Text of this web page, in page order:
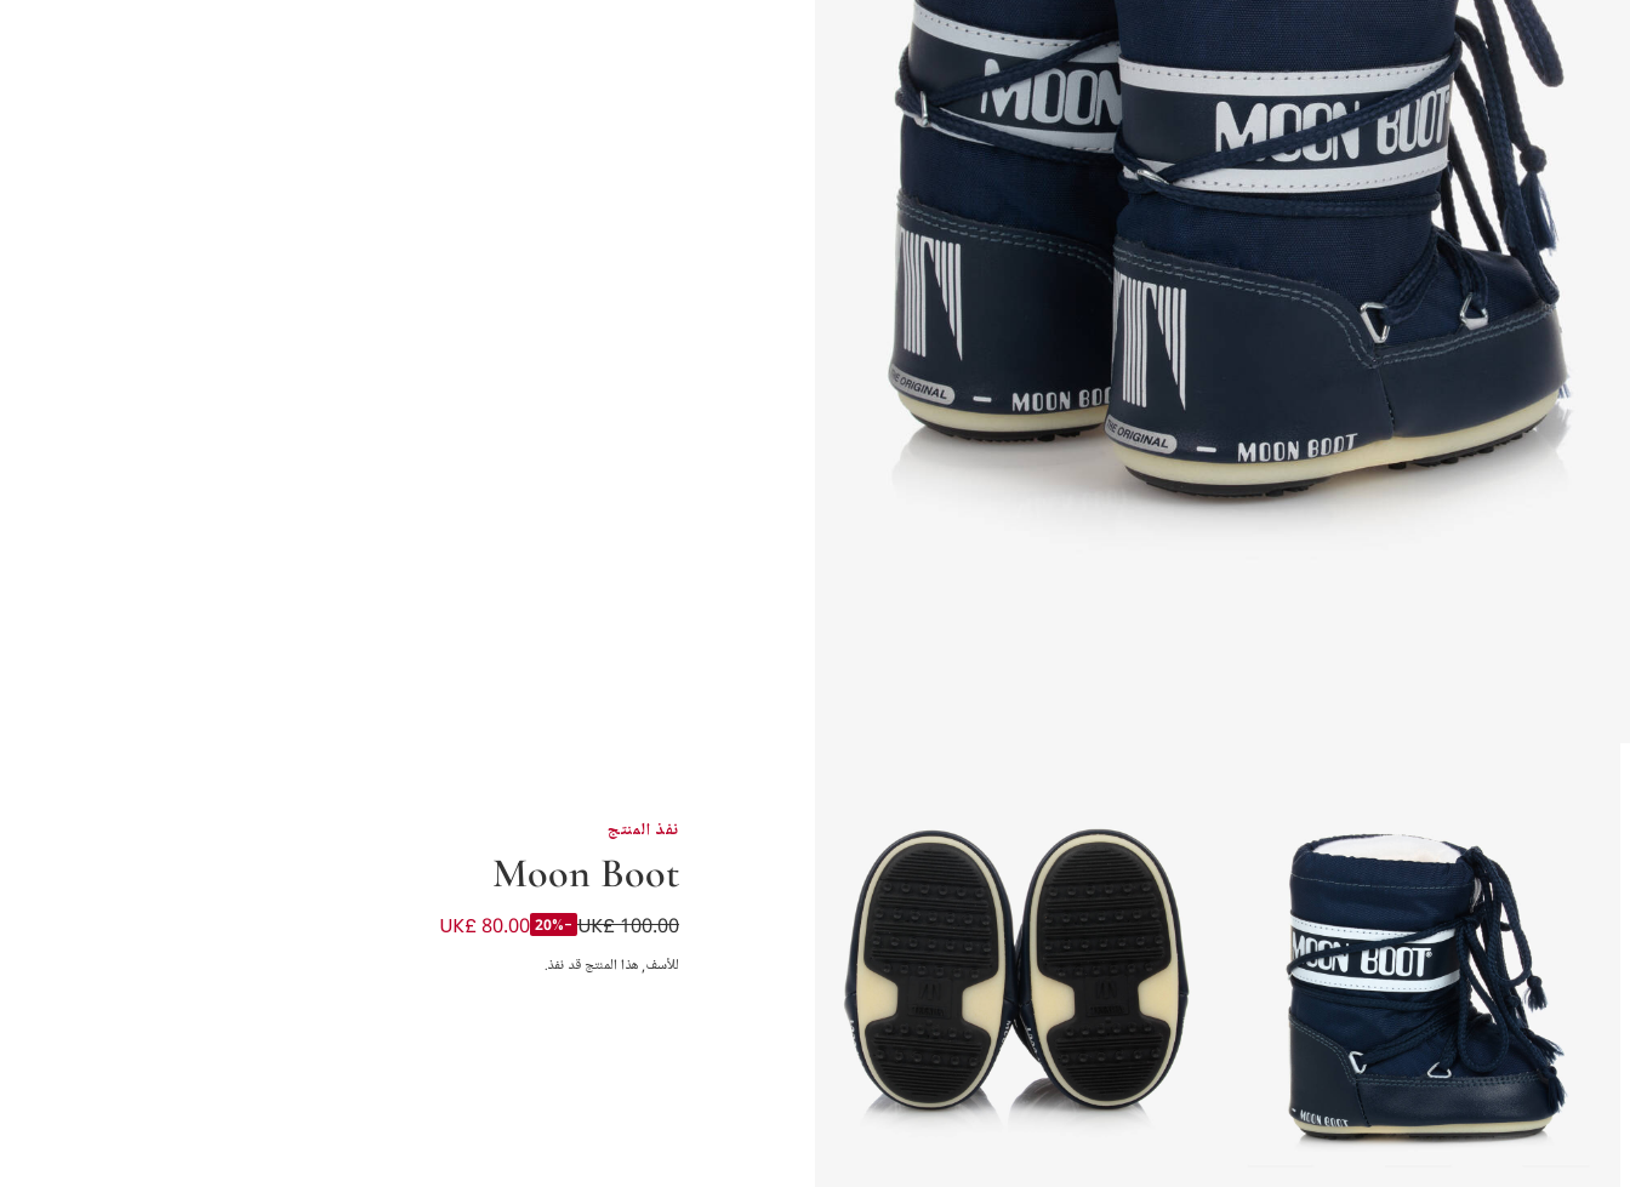
نفذ المنتج
Moon Boot
بوت للثلج ميني نايلون لون كحلي للأطفال
UK£ 100.00
-20%
UK£ 80.00
للأسف, هذا المنتج قد نفذ.